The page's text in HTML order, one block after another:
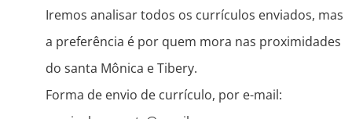
Iremos analisar todos os currículos enviados, mas
a preferência é por quem mora nas proximidades
do santa Mônica e Tibery.
Forma de envio de currículo, por e-mail: